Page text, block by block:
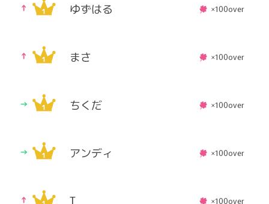
ゆずはる ×100over
まさ ×100over
ちくだ ×100over
アンディ ×100over
T ×100over